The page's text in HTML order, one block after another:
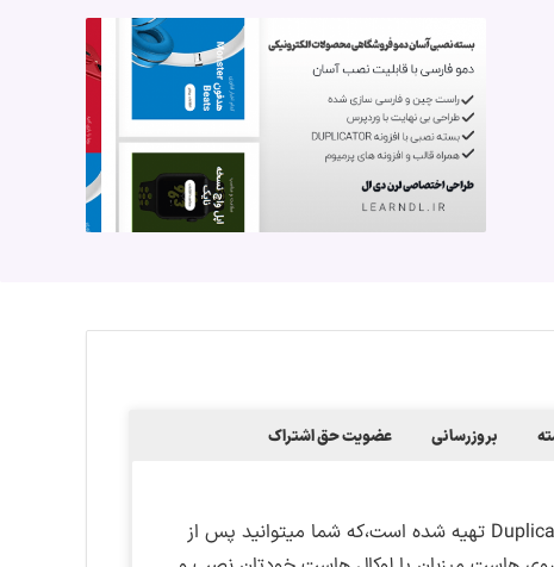
بروزرسانی عضویت حق اشتراک
این دمو به صورت بسته نصبی با استفاده از افزونه Duplicator Pro تهیه شده است،که شما میتوانید پس از